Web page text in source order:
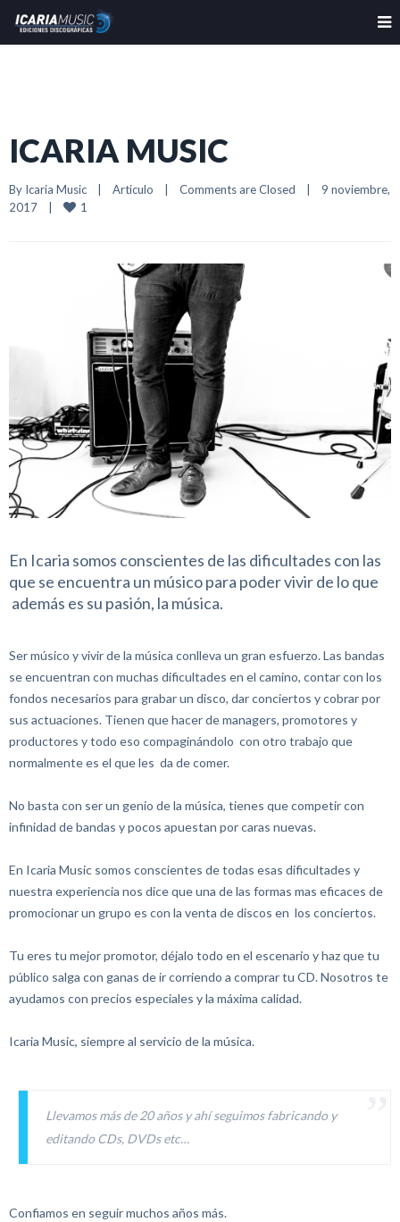
ICARIA MUSIC
By Icaria Music Articulo Comments are Closed
9 noviembre,
2017
1
En Icaria somos conscientes de las dificultades con las
que se encuentra un músicopara poder vivir de lo que
además es su pasión, la música.
Ser músico y vivir de la música conlleva un gran esfuerzo. Las bandas
se encuentran con muchas dificultades en el camino, contar con los
fondos necesarios para grabar un disco, dar conciertos y cobrar por
sus actuaciones. Tienen que hacer de managers, promotores y
productores y todo eso compaginándolo con otro trabajo que
normalmente es el que les da de comer.
No basta con ser un genio de la música, tienes que competir con
infinidad de bandas y pocos apuestan por caras nuevas.
En Icaria Music somos conscientes de todas esas dificultades y
nuestra experiencia nos dice que una de las formas mas eficaces de
promocionar un grupo es con la venta de discos en los conciertos.
Tu eres tu mejor promotor, déjalo todo en el escenario y haz que tu
público salga con ganas de ir corriendo a comprar tu CD.Nosotros te
ayudamos con precios especiales y la máxima calidad.
Icaria Music, siempre al servicio de la música.
Llevamos más de 20 años y ahí seguimos fabricando y
editando CDs, DVDs etc…
Confiamos en seguir muchos años más.